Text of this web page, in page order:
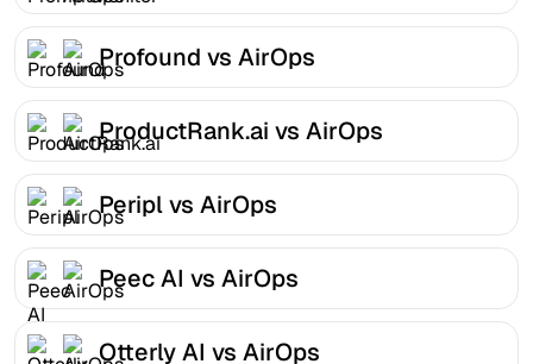
Profound vs AirOps
ProductRank.ai vs AirOps
Peripl vs AirOps
Peec AI vs AirOps
Otterly AI vs AirOps